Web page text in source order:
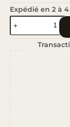
Expédié en 2 à
de
de
Lune